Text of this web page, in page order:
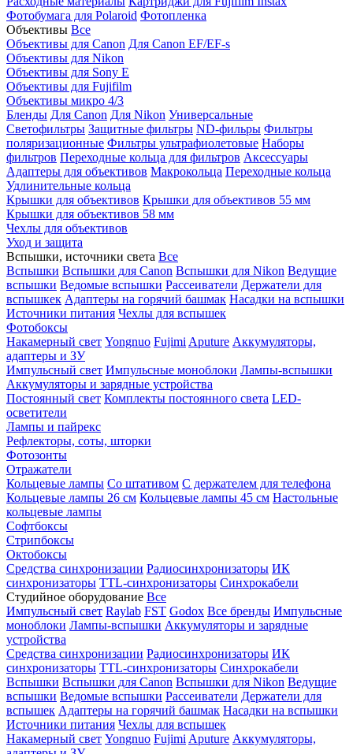
Фотобумага для Polaroid Фотопленка
Объективы Все
Объективы для Canon Для Canon EF/EF-s
Объективы для Nikon
Объективы для Sony E
Объективы для Fujifilm
Объективы микро 4/3
Бленды Для Canon Для Nikon Универсальные
Светофильтры Защитные фильтры ND-фильры Фильтры
поляризационные Фильтры ультрафиолетовые Наборы
фильтров Переходные кольца для фильтров Аксессуары
Адаптеры для объективов Макрокольца Переходные кольца
Удлинительные кольца
Крышки для объективов Крышки для объективов 55 мм
Крышки для объективов 58 мм
Чехлы для объективов
Уход и защита
Вспышки, источники света Все
Вспышки Вспышки для Canon Вспышки для Nikon Ведущие
вспышки Ведомые вспышки Рассеиватели Держатели для
вспышкек Адаптеры на горячий башмак Насадки на вспышки
Источники питания Чехлы для вспышек
Фотобоксы
Накамерный свет Yongnuo Fujimi Aputure Аккумуляторы,
адаптеры и ЗУ
Импульсный свет Импульсные моноблоки Лампы-вспышки
Аккумуляторы и зарядные устройства
Постоянный свет Комплекты постоянного света LED-
осветители
Лампы и пайрекс
Рефлекторы, соты, шторки
Фотозонты
Отражатели
Кольцевые лампы Со штативом С держателем для телефона
Кольцевые лампы 26 см Кольцевые лампы 45 см Настольные
кольцевые лампы
Софтбоксы
Стрипбоксы
Октобоксы
Средства синхронизации Радиосинхронизаторы ИК
синхронизаторы TTL-синхронизаторы Синхрокабели
Студийное оборудование Все
Импульсный свет Raylab FST Godox Все бренды Импульсные
моноблоки Лампы-вспышки Аккумуляторы и зарядные
устройства
Средства синхронизации Радиосинхронизаторы ИК
синхронизаторы TTL-синхронизаторы Синхрокабели
Вспышки Вспышки для Canon Вспышки для Nikon Ведущие
вспышки Ведомые вспышки Рассеиватели Держатели для
вспышек Адаптеры на горячий башмак Насадки на вспышки
Источники питания Чехлы для вспышек
Накамерный свет Yongnuo Fujimi Aputure Аккумуляторы,